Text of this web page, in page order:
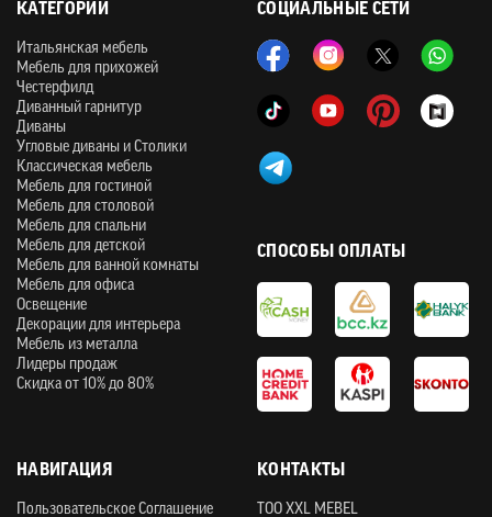
СОЦИАЛЬНЫЕ СЕТИ
КАТЕГОРИИ
Итальянская мебель
Мебель для прихожей
Честерфилд
Диванный гарнитур
Диваны
Угловые диваны и Столики
Классическая мебель
Мебель для гостиной
Мебель для столовой
Мебель для спальни
Мебель для детской
Мебель для ванной комнаты
Мебель для офиса
Освещение
Декорации для интерьера
Мебель из металла
Лидеры продаж
Скидка от 10% до 80%
НАВИГАЦИЯ
Пользовательское Соглашение
СПОСОБЫ ОПЛАТЫ
КОНТАКТЫ
ТOO XXL MEBEL